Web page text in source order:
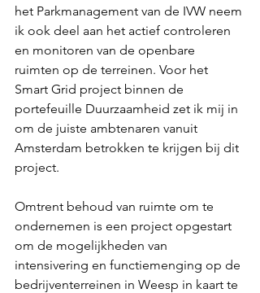
het Parkmanagement van de IVW neem
ik ook deel aan het actief controleren
en monitoren van de openbare
ruimten op de terreinen. Voor het
Smart Grid project binnen de
portefeuille Duurzaamheid zet ik mij in
om de juiste ambtenaren vanuit
Amsterdam betrokken te krijgen bij dit
project.
Omtrent behoud van ruimte om te
ondernemen is een project opgestart
om de mogelijkheden van
intensivering en functiemenging op de
bedrijventerreinen in Weesp in kaart te